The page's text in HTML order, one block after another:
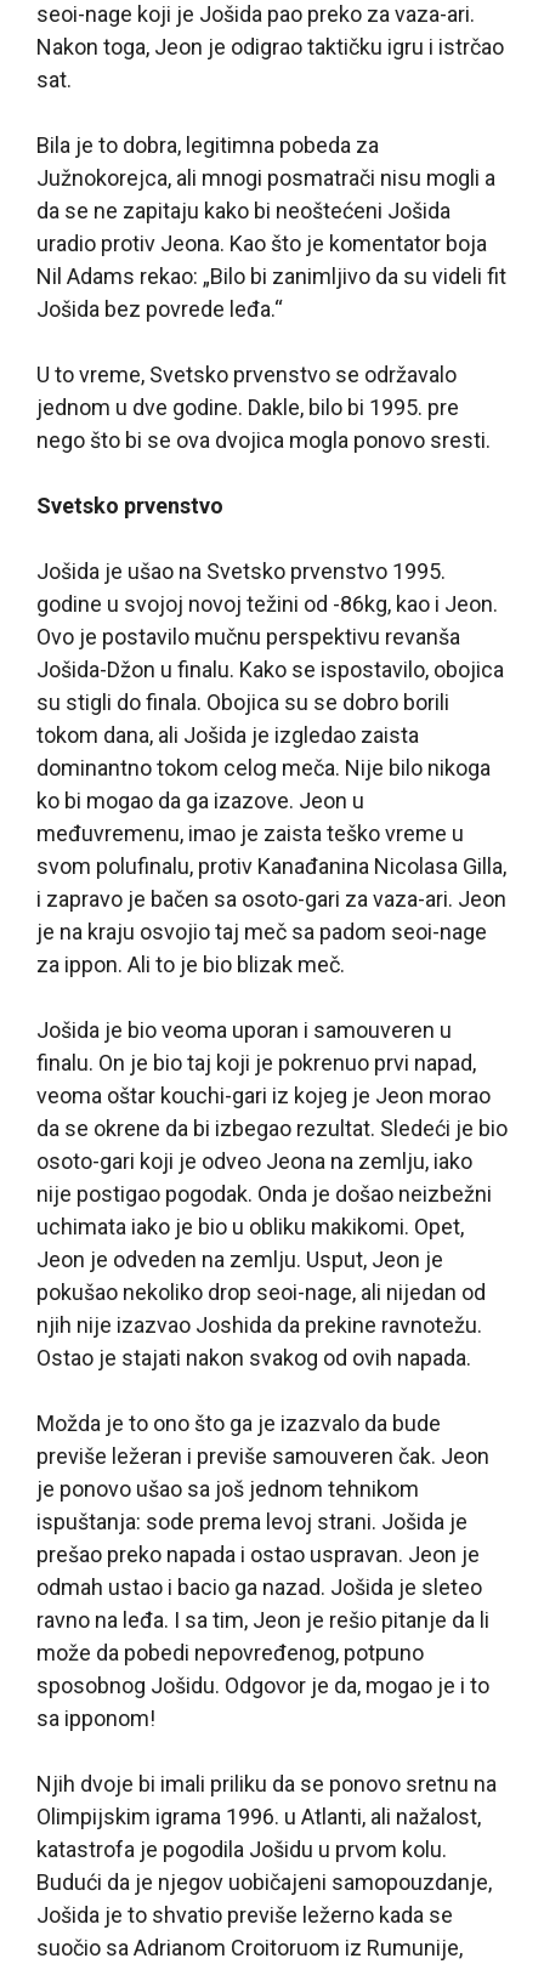
seoi-nage koji je Jošida pao preko za vaza-ari.
Nakon toga, Jeon je odigrao taktičku igru i istrčao
sat.
Bila je to dobra, legitimna pobeda za
Južnokorejca, ali mnogi posmatrači nisu mogli a
da se ne zapitaju kako bi neoštećeni Jošida
uradio protiv Jeona. Kao što je komentator boja
Nil Adams rekao: „Bilo bi zanimljivo da su videli fit
Jošida bez povrede leđa.“
U to vreme, Svetsko prvenstvo se održavalo
jednom u dve godine. Dakle, bilo bi 1995. pre
nego što bi se ova dvojica mogla ponovo sresti.
Svetsko prvenstvo
Jošida je ušao na Svetsko prvenstvo 1995.
godine u svojoj novoj težini od -86kg, kao i Jeon.
Ovo je postavilo mučnu perspektivu revanša
Jošida-Džon u finalu. Kako se ispostavilo, obojica
su stigli do finala. Obojica su se dobro borili
tokom dana, ali Jošida je izgledao zaista
dominantno tokom celog meča. Nije bilo nikoga
ko bi mogao da ga izazove. Jeon u
međuvremenu, imao je zaista teško vreme u
svom polufinalu, protiv Kanađanina Nicolasa Gilla,
i zapravo je bačen sa osoto-gari za vaza-ari. Jeon
je na kraju osvojio taj meč sa padom seoi-nage
za ippon. Ali to je bio blizak meč.
Jošida je bio veoma uporan i samouveren u
finalu. On je bio taj koji je pokrenuo prvi napad,
veoma oštar kouchi-gari iz kojeg je Jeon morao
da se okrene da bi izbegao rezultat. Sledeći je bio
osoto-gari koji je odveo Jeona na zemlju, iako
nije postigao pogodak. Onda je došao neizbežni
uchimata iako je bio u obliku makikomi. Opet,
Jeon je odveden na zemlju. Usput, Jeon je
pokušao nekoliko drop seoi-nage, ali nijedan od
njih nije izazvao Joshida da prekine ravnotežu.
Ostao je stajati nakon svakog od ovih napada.
Možda je to ono što ga je izazvalo da bude
previše ležeran i previše samouveren čak. Jeon
je ponovo ušao sa još jednom tehnikom
ispuštanja: sode prema levoj strani. Jošida je
prešao preko napada i ostao uspravan. Jeon je
odmah ustao i bacio ga nazad. Jošida je sleteo
ravno na leđa. I sa tim, Jeon je rešio pitanje da li
može da pobedi nepovređenog, potpuno
sposobnog Jošidu. Odgovor je da, mogao je i to
sa ipponom!
Njih dvoje bi imali priliku da se ponovo sretnu na
Olimpijskim igrama 1996. u Atlanti, ali nažalost,
katastrofa je pogodila Jošidu u prvom kolu.
Budući da je njegov uobičajeni samopouzdanje,
Jošida je to shvatio previše ležerno kada se
suočio sa Adrianom Croitoruom iz Rumunije,